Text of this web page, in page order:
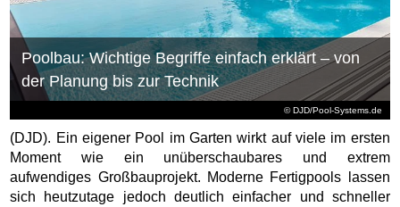
© DJD/Pool-Systems.de
Poolbau: Wichtige Begriffe einfach erklärt – von
der Planung bis zur Technik
(DJD). Ein eigener Pool im Garten wirkt auf viele im ersten
Moment wie ein unüberschaubares und extrem
aufwendiges Großbauprojekt. Moderne Fertigpools lassen
sich heutzutage jedoch deutlich einfacher und schneller